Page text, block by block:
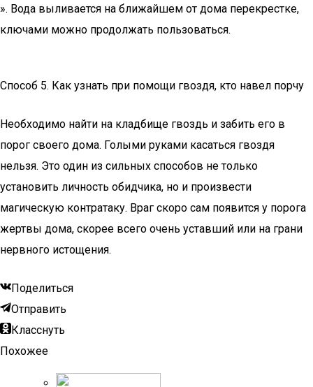
». Вода выливается на ближайшем от дома перекрестке,
ключами можно продолжать пользоваться.
Способ 5. Как узнать при помощи гвоздя, кто навел порчу
Необходимо найти на кладбище гвоздь и забить его в
порог своего дома. Голыми руками касаться гвоздя
нельзя. Это один из сильных способов не только
установить личность обидчика, но и произвести
магическую контратаку. Враг скоро сам появится у порога
жертвы дома, скорее всего очень уставший или на грани
нервного истощения.
Поделиться
Отправить
Класснуть
Похожее